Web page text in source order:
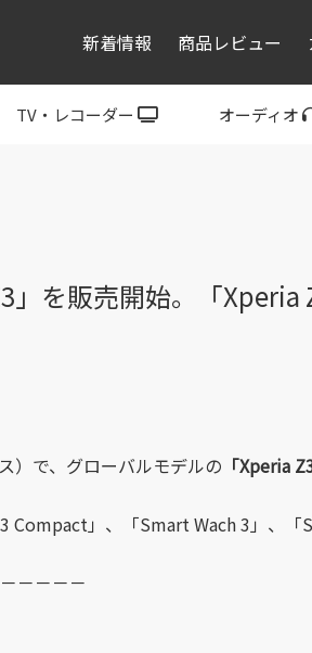
新着情報 商品レビュー
TV・レコーダー オーディオ
を販売開始。「
）で、グローバルモデルの 「Xperia
Compact」、「Smart Wach 3」、「
－－－－